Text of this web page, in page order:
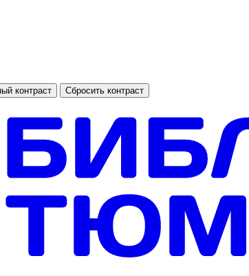
контраст Сбросить контраст